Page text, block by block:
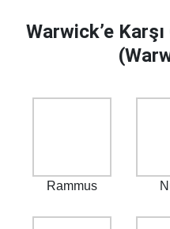
Warwick’e
Rammus